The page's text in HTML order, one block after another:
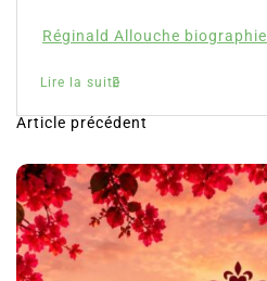
Réginald Allouche biographie
Lire la suite
N
a
v
i
g
Article précédent